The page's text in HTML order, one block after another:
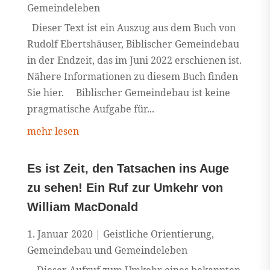
Gemeindeleben
Dieser Text ist ein Auszug aus dem Buch von
Rudolf Ebertshäuser, Biblischer Gemeindebau
in der Endzeit, das im Juni 2022 erschienen ist.
Nähere Informationen zu diesem Buch finden
Sie hier. Biblischer Gemeindebau ist keine
pragmatische Aufgabe für...
mehr lesen
Es ist Zeit, den Tatsachen ins Auge
zu sehen! Ein Ruf zur Umkehr von
William MacDonald
1. Januar 2020| Geistliche Orientierung,
Gemeindebau und Gemeindeleben